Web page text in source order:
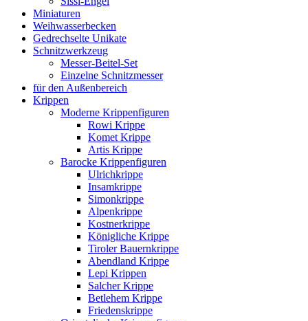
Miniaturen
Weihwasserbecken
Gedrechselte Unikate
Schnitzwerkzeug
Messer-Beitel-Set
Einzelne Schnitzmesser
für den Außenbereich
Krippen
Moderne Krippenfiguren
Rowi Krippe
Komet Krippe
Artis Krippe
Barocke Krippenfiguren
Ulrichkrippe
Insamkrippe
Simonkrippe
Alpenkrippe
Kostnerkrippe
Königliche Krippe
Tiroler Bauernkrippe
Abendland Krippe
Lepi Krippen
Salcher Krippe
Betlehem Krippe
Friedenskrippe